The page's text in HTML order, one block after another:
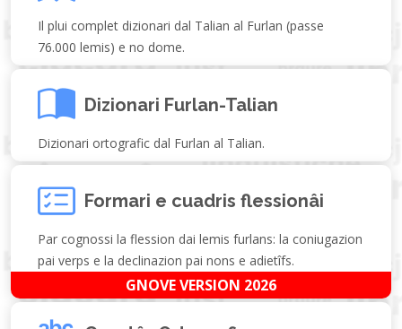
Il plui complet dizionari dal Talian al Furlan (passe
76.000 lemis) e no dome.
Dizionari Furlan-Talian
Dizionari ortografic dal Furlan al Talian.
Formari e cuadris flessionâi
Par cognossi la flession dai lemis furlans: la coniugazion
pai verps e la declinazion pai nons e adietîfs.
GNOVE VERSION 2026